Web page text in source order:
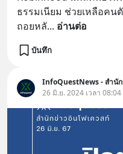
ธรรมเนียม ช่วยเหลือคน
ถอยหลั... อ่านต่อ
บันทึก
InfoQuestNews - สำนั
26 มิ.ย. 2024 เวลา 08:04